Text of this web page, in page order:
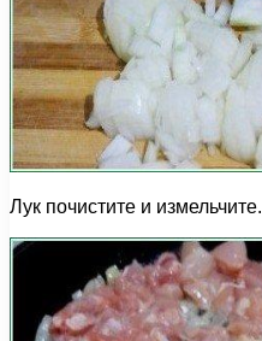
Лук почистите и измельчите.